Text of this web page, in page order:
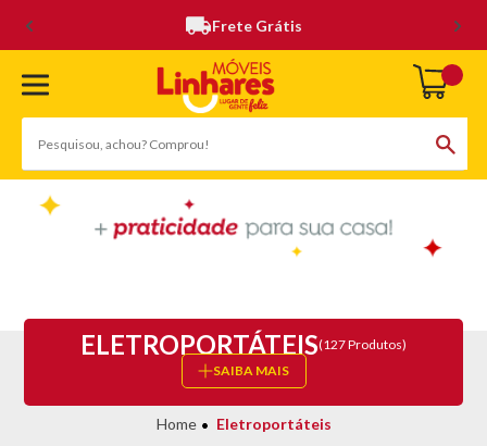
Frete Grátis
ELETROPORTÁTEIS(127 Produtos)
SAIBA MAIS
Eletroportáteis